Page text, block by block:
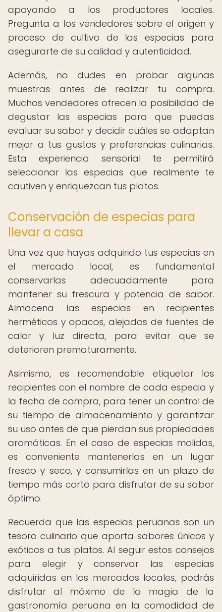
apoyando a los productores locales.
Pregunta a los vendedores sobre el origen y
proceso de cultivo de las especias para
asegurarte de su calidad y autenticidad.
Además, no dudes en probar algunas
muestras antes de realizar tu compra.
Muchos vendedores ofrecen la posibilidad de
degustar las especias para que puedas
evaluar su sabor y decidir cuáles se adaptan
mejor a tus gustos y preferencias culinarias.
Esta experiencia sensorial te permitirá
seleccionar las especias que realmente te
cautiven y enriquezcan tus platos.
Conservación de especias para
llevar a casa
Una vez que hayas adquirido tus especias en
el mercado local, es fundamental
conservarlas adecuadamente para
mantener su frescura y potencia de sabor.
Almacena las especias en recipientes
herméticos y opacos, alejados de fuentes de
calor y luz directa, para evitar que se
deterioren prematuramente.
Asimismo, es recomendable etiquetar los
recipientes con el nombre de cada especia y
la fecha de compra, para tener un control de
su tiempo de almacenamiento y garantizar
su uso antes de que pierdan sus propiedades
aromáticas. En el caso de especias molidas,
es conveniente mantenerlas en un lugar
fresco y seco, y consumirlas en un plazo de
tiempo más corto para disfrutar de su sabor
óptimo.
Recuerda que las especias peruanas son un
tesoro culinario que aporta sabores únicos y
exóticos a tus platos. Al seguir estos consejos
para elegir y conservar las especias
adquiridas en los mercados locales, podrás
disfrutar al máximo de la magia de la
gastronomía peruana en la comodidad de